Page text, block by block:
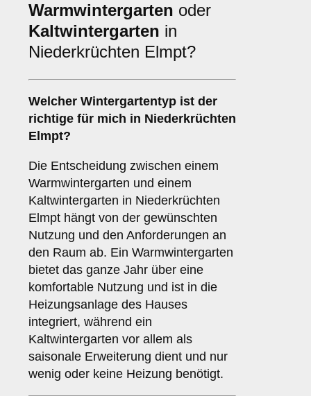
Warmwintergarten oder
Kaltwintergarten in
Niederkrüchten Elmpt?
Welcher Wintergartentyp ist der
richtige für mich in Niederkrüchten
Elmpt?
Die Entscheidung zwischen einem
Warmwintergarten und einem
Kaltwintergarten in Niederkrüchten
Elmpt hängt von der gewünschten
Nutzung und den Anforderungen an
den Raum ab. Ein Warmwintergarten
bietet das ganze Jahr über eine
komfortable Nutzung und ist in die
Heizungsanlage des Hauses
integriert, während ein
Kaltwintergarten vor allem als
saisonale Erweiterung dient und nur
wenig oder keine Heizung benötigt.